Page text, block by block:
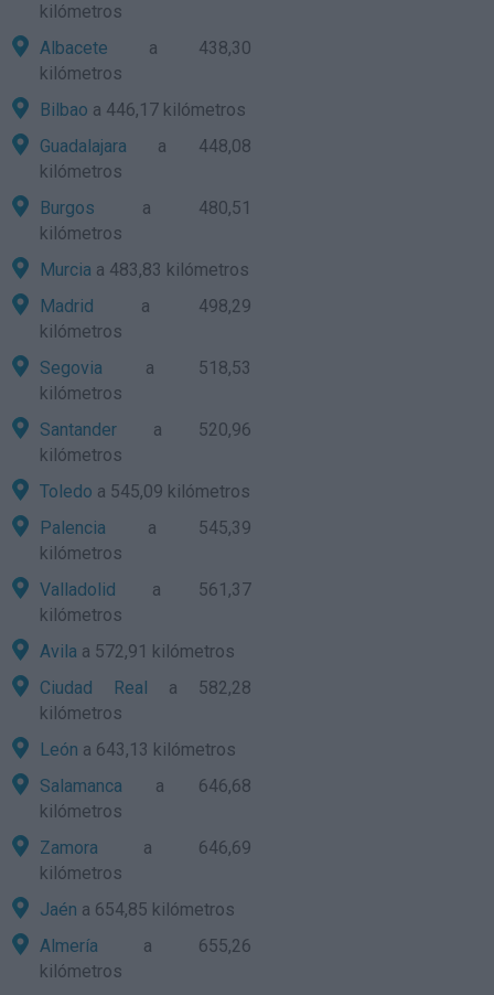
kilómetros
Albacete a 438,30
kilómetros
Bilbao a 446,17 kilómetros
Guadalajara a 448,08
kilómetros
Burgos a 480,51
kilómetros
Murcia a 483,83 kilómetros
Madrid a 498,29
kilómetros
Segovia a 518,53
kilómetros
Santander a 520,96
kilómetros
Toledo a 545,09 kilómetros
Palencia a 545,39
kilómetros
Valladolid a 561,37
kilómetros
Avila a 572,91 kilómetros
Ciudad Real a 582,28
kilómetros
León a 643,13 kilómetros
Salamanca a 646,68
kilómetros
Zamora a 646,69
kilómetros
Jaén a 654,85 kilómetros
Almería a 655,26
kilómetros